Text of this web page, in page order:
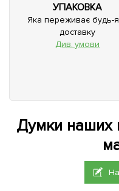
УПАКОВКА
Яка переживає будь-
доставку
Див. умови
Думки наших